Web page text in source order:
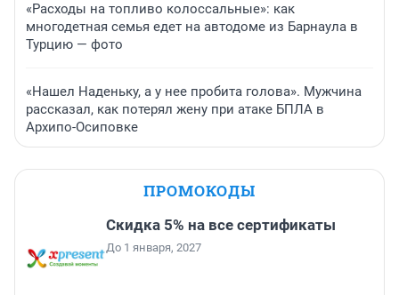
«Расходы на топливо колоссальные»: как
многодетная семья едет на автодоме из Барнаула в
Турцию — фото
«Нашел Наденьку, а у нее пробита голова». Мужчина
рассказал, как потерял жену при атаке БПЛА в
Архипо-Осиповке
ПРОМОКОДЫ
Скидка 5% на все сертификаты
До 1 января, 2027